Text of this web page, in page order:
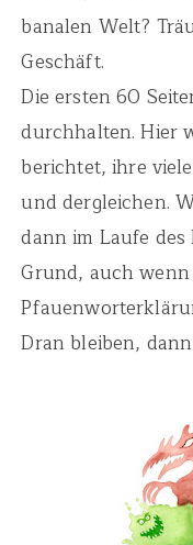
banalen Welt?
Geschäft.
Die ersten 60
durchhalten. Hier
berichtet, ihre
und dergleichen.
dann im Laufe
Grund, auch
Dran bleiben,